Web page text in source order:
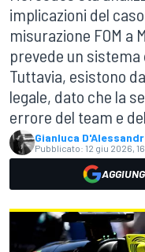
implicazioni del
misurazione FOM a
prevede un
Tuttavia, esistono
legale, dato che la
errore del team e
Gianluca
Pubblicato: 12 giu 2026,